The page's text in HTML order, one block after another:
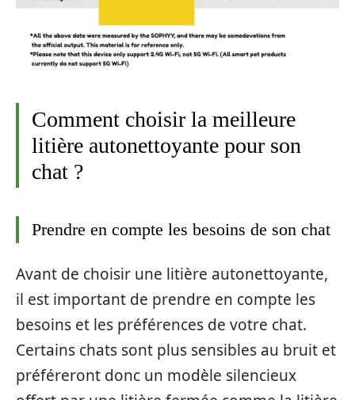
Comment choisir la meilleure
litière autonettoyante pour son
chat ?
Prendre en compte les besoins de son chat
Avant de choisir une litière autonettoyante,
il est important de prendre en compte les
besoins et les préférences de votre chat.
Certains chats sont plus sensibles au bruit et
préféreront donc un modèle silencieux